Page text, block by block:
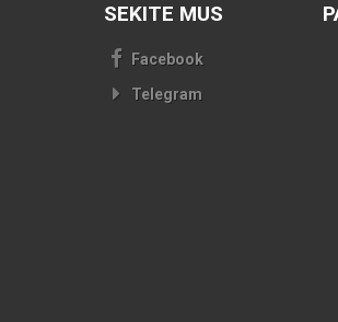
SEKITE MUS
Facebook
Telegram